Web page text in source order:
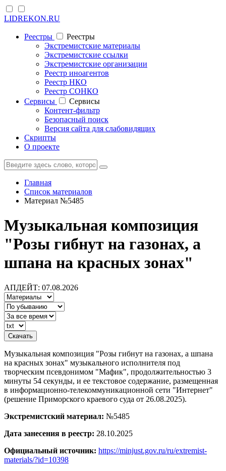
LIDREKON.RU
Реестры
Реестры
Экстремистские материалы
Экстремистские ссылки
Экстремистские организации
Реестр иноагентов
Реестр НКО
Реестр СОНКО
Cервисы
Cервисы
Контент-фильтр
Безопасный поиск
Версия сайта для слабовидящих
Скрипты
О проекте
Главная
Список материалов
Материал №5485
Музыкальная композиция
"Розы гибнут на газонах, а
шпана на красных зонах"
АПДЕЙТ: 07.08.2026
Музыкальная композиция "Розы гибнут на газонах, а шпана
на красных зонах" музыкального исполнителя под
творческим псевдонимом "Мафик", продолжительностью 3
минуты 54 секунды, и ее текстовое содержание, размещенная
в информационно-телекоммуникационной сети "Интернет"
(решение Приморского краевого суда от 26.08.2025).
Экстремистский материал: №5485
Дата занесения в реестр: 28.10.2025
Официальный источник: https://minjust.gov.ru/ru/extremist-
materials/?id=10398